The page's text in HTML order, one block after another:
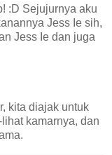
:D Sejujurnya aku
Jess Ie sih,
Jess Ie dan juga
kita diajak untuk
kamarnya, dan